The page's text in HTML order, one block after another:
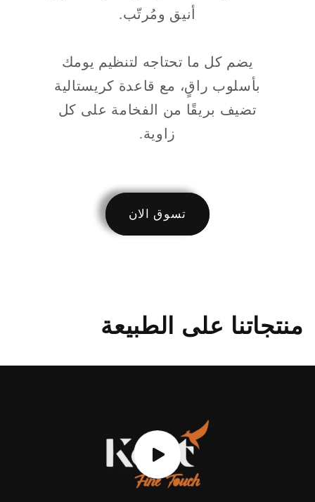
أنيق ومُرتّب.
يضم كل ما تحتاجه لتنظيم يومك
بأسلوب راقٍ، مع قاعدة كريستالية
تضيف بريقًا من الفخامة على كل
زاوية.
تسوق الان
منتجاتنا على الطبيعة